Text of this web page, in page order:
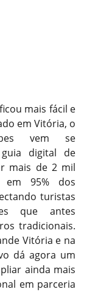
mais fácil e
em Vitória, o
vem se
digital de
mais de 2 mil
em 95% dos
turistas
que antes
tradicionais.
Vitória e na
dá agora um
ainda mais
em parceria